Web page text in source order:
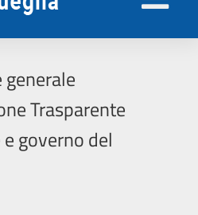
generale
Trasparente
governo del